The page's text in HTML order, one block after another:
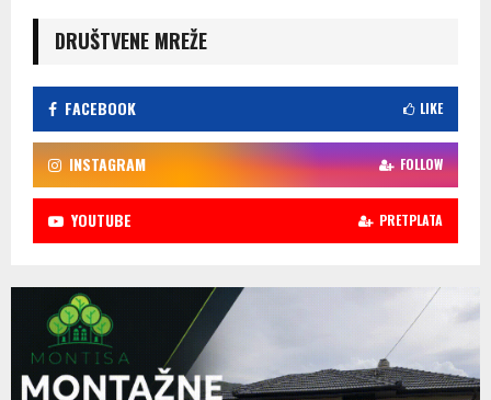
DRUŠTVENE MREŽE
FACEBOOK LIKE
INSTAGRAM FOLLOW
YOUTUBE PRETPLATA